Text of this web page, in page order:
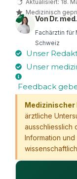
Aktualisiert: 18.
Medizinisch
Von Dr.
Fachärztin für
Schweiz
Unser
Unser
Feedback
Medizinischer
ärztliche
ausschliesslich
Information